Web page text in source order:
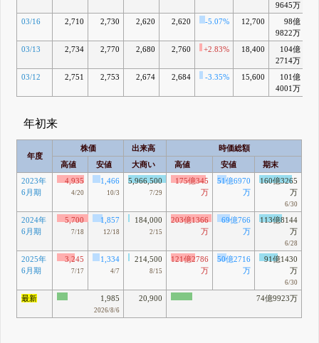
9645万
03/16 2,710 2,730 2,620 2,620 -5.07% 12,700
98億
9822万
03/13 2,734 2,770 2,680 2,760 +2.83% 18,400
104億
2714万
03/12 2,751 2,753 2,674 2,684 -3.35% 15,600
101億
4001万
年初来
年度
株価 出来高
時価総額
高値
安値 大商い 高値 安値
期末
2023年
6月期
4,935
4/20
1,466
10/3
5,966,500
7/29
175億345
万
51億6970
万
160億3265
万
6/30
2024年
6月期
5,700
7/18
1,857
12/18
184,000
2/15
203億1366
万
69億766
万
113億8144
万
6/28
2025年
6月期
3,245
7/17
1,334
4/7
214,500
8/15
121億2786
万
50億2716
万
91億1430
万
6/30
最新 1,985
2026/8/6
20,900 74億9923万